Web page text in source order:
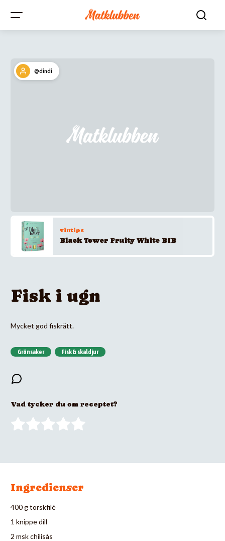
@dindi
vintips
Black Tower Fruity White BIB
Fisk i ugn
Mycket god fiskrätt.
Grönsaker Fisk & skaldjur
Vad tycker du om receptet?
Ingredienser
400 g torskfilé
1 knippe dill
2 msk chilisås